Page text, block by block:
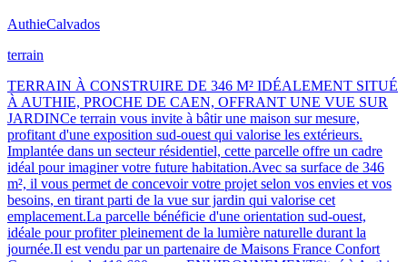
AuthieCalvados
terrain
TERRAIN À CONSTRUIRE DE 346 M² IDÉALEMENT SITUÉ
À AUTHIE, PROCHE DE CAEN, OFFRANT UNE VUE SUR
JARDINCe terrain vous invite à bâtir une maison sur mesure,
profitant d'une exposition sud-ouest qui valorise les extérieurs.
Implantée dans un secteur résidentiel, cette parcelle offre un cadre
idéal pour imaginer votre future habitation.Avec sa surface de 346
m², il vous permet de concevoir votre projet selon vos envies et vos
besoins, en tirant parti de la vue sur jardin qui valorise cet
emplacement.La parcelle bénéficie d'une orientation sud-ouest,
idéale pour profiter pleinement de la lumière naturelle durant la
journée.Il est vendu par un partenaire de Maisons France Confort